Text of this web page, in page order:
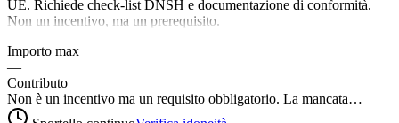
UE. Richiede check-list DNSH e documentazione di conformità.
Non un incentivo, ma un prerequisito.
Importo max
—
Contributo
Non è un incentivo ma un requisito obbligatorio. La mancata…